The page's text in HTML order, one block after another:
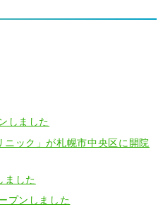
しました
ニック」が札幌市中央区に開院
ました
プンしました